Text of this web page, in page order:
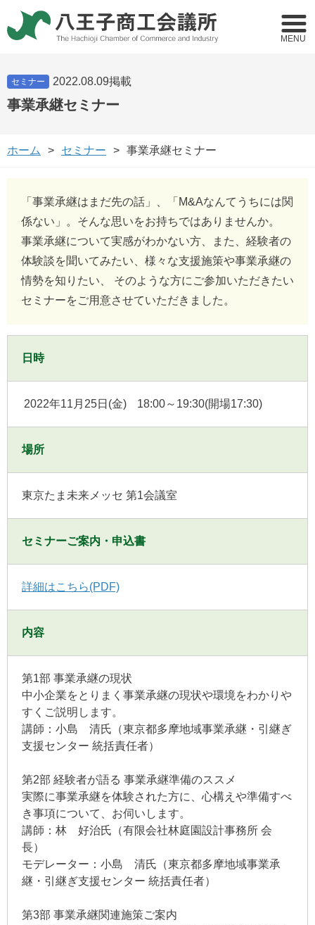
MENU
セミナー 2022.08.09掲載
事業承継セミナー
ホーム セミナー 事業承継セミナー
「事業承継はまだ先の話」、「M&Aなんてうちには関
係ない」。そんな思いをお持ちではありませんか。
事業承継について実感がわかない方、また、経験者の
体験談を聞いてみたい、様々な支援施策や事業承継の
情勢を知りたい、 そのような方にご参加いただきたい
セミナーをご用意させていただきました。
日時
2022年11月25日(金) 18:00～19:30(開場17:30)
場所
東京たま未来メッセ 第1会議室
セミナーご案内・申込書
詳細はこちら(PDF)
内容
第1部 事業承継の現状
中小企業をとりまく事業承継の現状や環境をわかりや
すくご説明します。
講師：小島 清氏（東京都多摩地域事業承継・引継ぎ
支援センター 統括責任者）
第2部 経験者が語る 事業承継準備のススメ
実際に事業承継を体験された方に、心構えや準備すべ
き事項について、お伺いします。
講師：林 好治氏（有限会社林庭園設計事務所 会
長）
モデレーター：小島 清氏（東京都多摩地域事業承
継・引継ぎ支援センター 統括責任者）
第3部 事業承継関連施策ご案内